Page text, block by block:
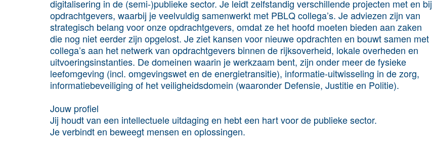
digitalisering in de (semi-)publieke sector. Je leidt zelfstandig verschillende projecten met en bij
opdrachtgevers, waarbij je veelvuldig samenwerkt met PBLQ collega’s. Je adviezen zijn van
strategisch belang voor onze opdrachtgevers, omdat ze het hoofd moeten bieden aan zaken
die nog niet eerder zijn opgelost. Je ziet kansen voor nieuwe opdrachten en bouwt samen met
collega’s aan het netwerk van opdrachtgevers binnen de rijksoverheid, lokale overheden en
uitvoeringsinstanties. De domeinen waarin je werkzaam bent, zijn onder meer de fysieke
leefomgeving (incl. omgevingswet en de energietransitie), informatie-uitwisseling in de zorg,
informatiebeveiliging of het veiligheidsdomein (waaronder Defensie, Justitie en Politie).
Jouw profiel
Jij houdt van een intellectuele uitdaging en hebt een hart voor de publieke sector.
Je verbindt en beweegt mensen en oplossingen.